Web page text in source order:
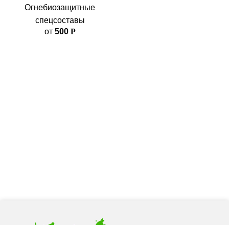
Огнебиозащитные
спецсоставы
от 500 Р